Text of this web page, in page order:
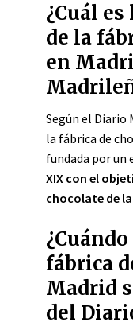
¿Cuál
de la
en
Según el Diario
la fábrica de
fundada por un
XIX con el
chocolate de
fábrica
Madrid
del